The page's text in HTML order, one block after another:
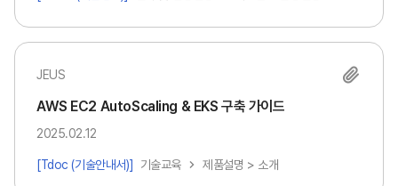
JEUS
AWS EC2 AutoScaling & EKS 구축 가이드
2025.02.12
[Tdoc (기술안내서)] 기술교육 제품설명 > 소개